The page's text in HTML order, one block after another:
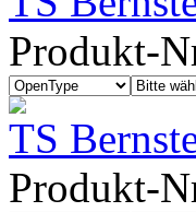
Produkt-
TS
Produkt-